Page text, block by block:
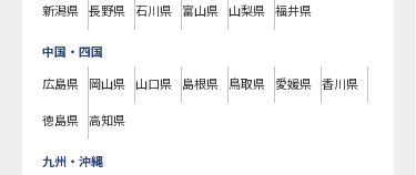
新潟県 長野県 石川県 富山県 山梨県 福井県
中国・四国
広島県 岡山県 山口県 島根県 鳥取県 愛媛県 香川県
徳島県 高知県
九州・沖縄